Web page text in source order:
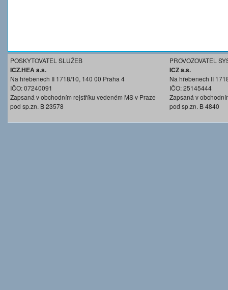
POSKYTOVATEL SLUŽEB
ICZ.HEA a.s.
Na hřebenech II 1718/10, 140 00 Praha 4
IČO: 07240091
Zapsaná v obchodním rejstříku vedeném MS v Praze
pod sp.zn. B 23578
PROVOZOVATEL
ICZ a.s.
Na hřebenech II
IČO: 25145444
Zapsaná v
pod sp.zn. B 4840